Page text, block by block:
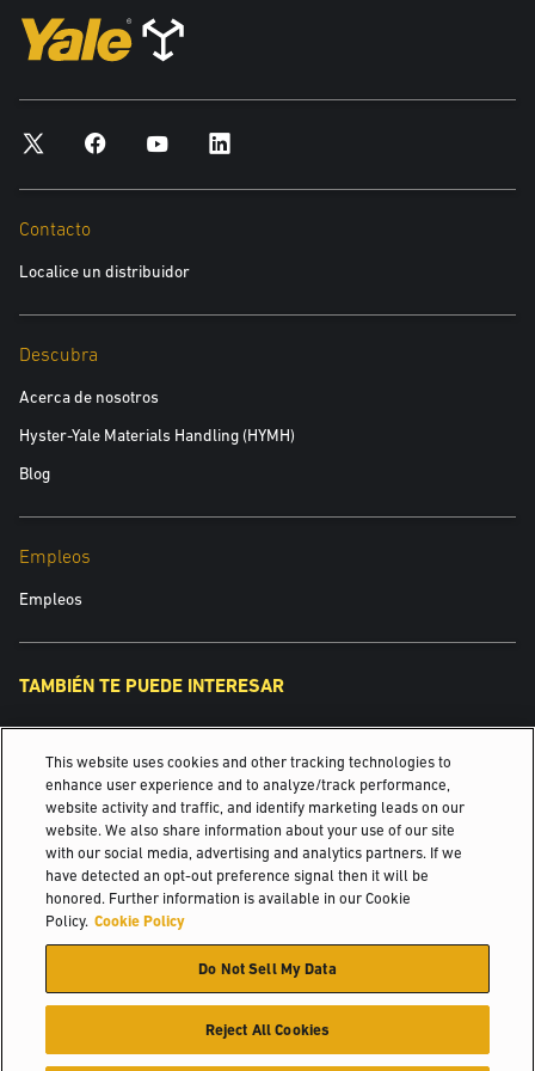
Dirección
*obligatorio
Ciudad
*obligatorio
Producto en el que tiene interés
Área de Interés:
Equipos Nuevos
Equipos Usados
Alquileres
Comentarios
Contacto
Localice un distribuidor
Descubra
Acerca de nosotros
Hyster-Yale Materials Handling (HYMH)
Blog
Empleos
Empleos
TAMBIÉN TE PUEDE INTERESAR
Yale Robotics
Inspirando soluciones desde 1875.
Industrias
© 2026 Hyster-Yale Materials Handling, Inc., Todos los derechos
reservados.
Política de privacidad
Política de uso Aceptable
Términos de Uso
Política de cookies
This website uses cookies and other tracking technologies to
enhance user experience and to analyze/track performance,
website activity and traffic, and identify marketing leads on our
website. We also share information about your use of our site
with our social media, advertising and analytics partners. If we
have detected an opt-out preference signal then it will be
honored. Further information is available in our Cookie
Policy. Cookie Policy
Do Not Sell My Data
Reject All Cookies